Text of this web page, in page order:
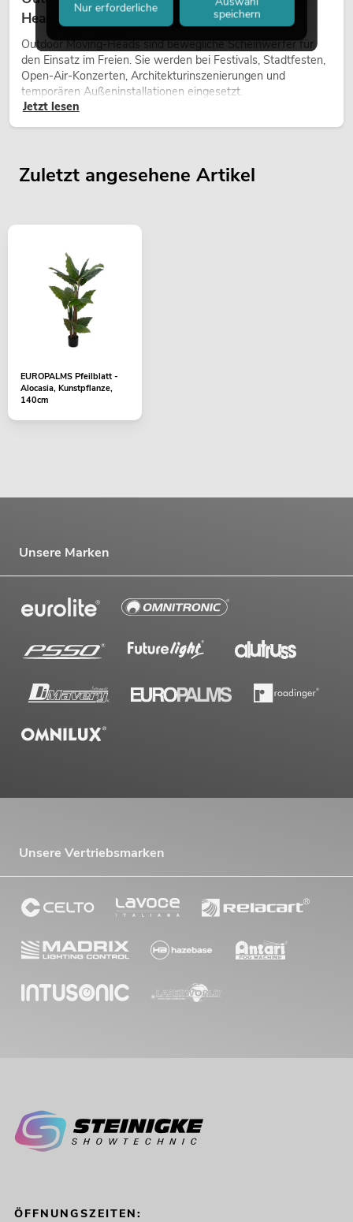
Heads bei Events
Outdoor Moving-Heads sind bewegliche Scheinwerfer für
den Einsatz im Freien. Sie werden bei Festivals, Stadtfesten,
Open-Air-Konzerten, Architekturinszenierungen und
temporären Außeninstallationen eingesetzt.
Jetzt lesen
Zuletzt angesehene Artikel
EUROPALMS Pfeilblatt -
Alocasia, Kunstpflanze,
140cm
Unsere Marken
Unsere Vertriebsmarken
ÖFFNUNGSZEITEN:
Nur erforderliche
speichern